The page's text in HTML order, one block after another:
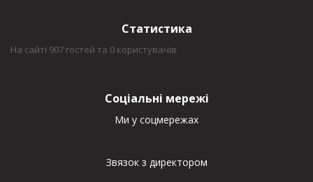
Статистика
На сайті 907 гостей та 0 користувачів
Соціальні мережі
Ми у соцмережах
Звязок з директором